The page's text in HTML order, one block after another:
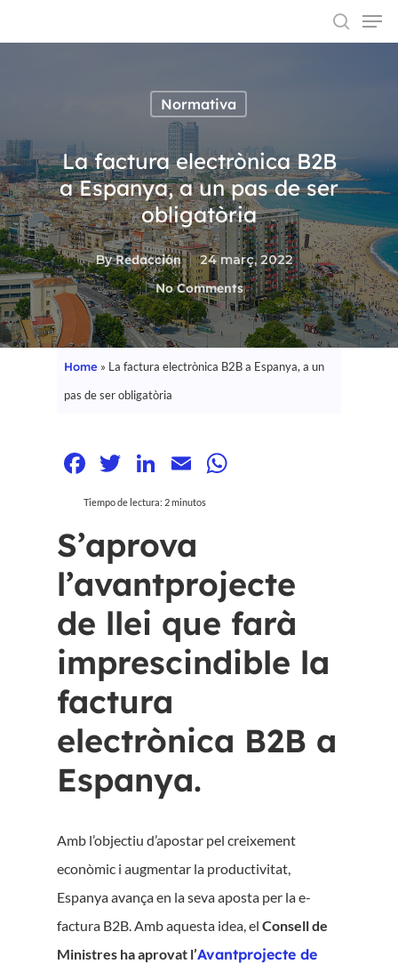
Hit enter to search or ESC to close
Normativa
La factura electrònica B2B
a Espanya, a un pas de ser
obligatòria
ByRedacción
24 març, 2022
No Comments
Home » La factura electrònica B2B a Espanya, a un
pas de ser obligatòria
Facebook
Twitter
LinkedIn
Email
Tiempo de lectura: 2minutos
S’aprova
l’avantprojecte
de llei que farà
imprescindible la
factura
electrònica B2B a
Espanya.
Amb l’objectiu d’apostar pel creixement
econòmic i augmentar la productivitat,
Espanya avança en la seva aposta per la e-
factura B2B. Amb aquesta idea, el Consell de
Ministres ha aprovat l’Avantprojecte de